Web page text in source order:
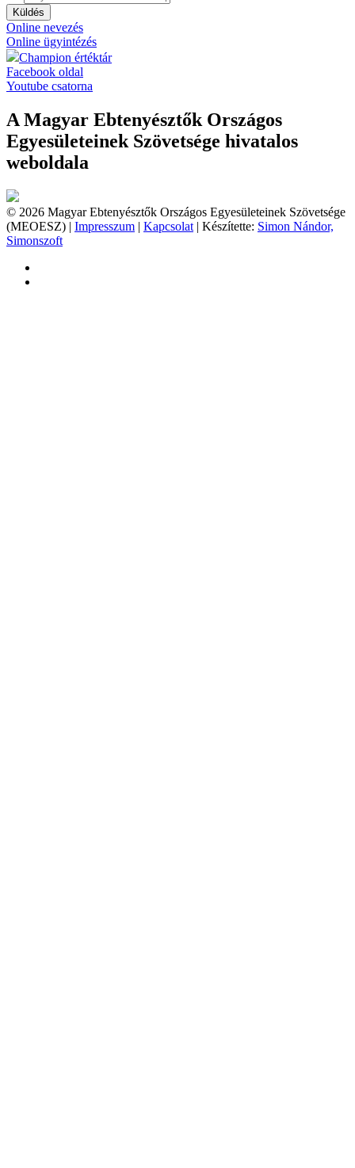
Küldés
Online nevezés
Online ügyintézés
Champion értéktár
Facebook oldal
Youtube csatorna
A Magyar Ebtenyésztők Országos
Egyesületeinek Szövetsége hivatalos
weboldala
© 2026 Magyar Ebtenyésztők Országos Egyesületeinek Szövetsége
(MEOESZ) | Impresszum | Kapcsolat | Készítette: Simon Nándor,
Simonszoft